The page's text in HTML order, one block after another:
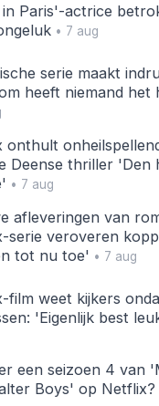
in Paris'-actrice
• 7 aug
serie maakt
heeft niemand het
onthult
Deense thriller 'Den
• 7 aug
afleveringen van
serie veroveren
tot nu toe' • 7 aug
film weet kijkers
'Eigenlijk best
een seizoen 4 van
Boys' op Netflix?